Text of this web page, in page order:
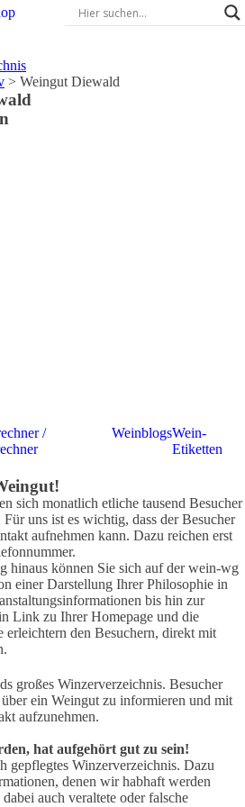
> Weingut Diewald
/
WeinblogsWein-
Etiketten
sich monatlich etliche tausend Besucher
uns ist es wichtig, dass der Besucher
aufnehmen kann. Dazu reichen erst
hinaus können Sie sich auf der wein-wg
einer Darstellung Ihrer Philosophie in
bis hin zur
Link zu Ihrer Homepage und die
erleichtern den Besuchern, direkt mit
großes Winzerverzeichnis. Besucher
ein Weingut zu informieren und mit
aufzunehmen.
hat aufgehört gut zu sein!
gepflegtes Winzerverzeichnis. Dazu
denen wir habhaft werden
auch veraltete oder falsche